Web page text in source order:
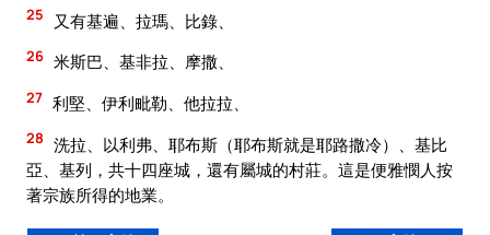
25 又有基遍、拉瑪、比錄、
26 米斯巴、基非拉、摩撒、
27 利堅、伊利毗勒、他拉拉、
28 洗拉、以利弗、耶布斯（耶布斯就是耶路撒冷）、基比
亞、基列，共十四座城，還有屬城的村莊。這是便雅憫人按
著宗族所得的地業。